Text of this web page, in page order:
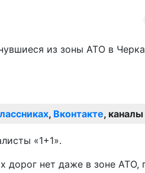
из зоны АТО в
, Вконтакте, каналы
«1+1».
нет даже в зоне АТО,